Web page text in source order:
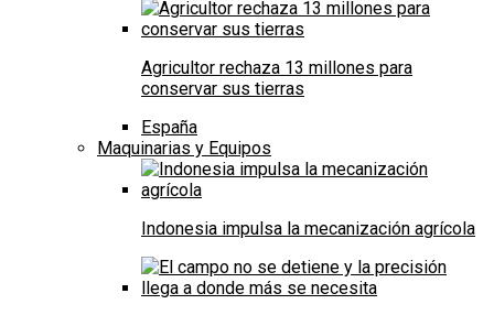
Agricultor rechaza 13 millones para
conservar sus tierras
España
Maquinarias y Equipos
Indonesia impulsa la mecanización agrícola